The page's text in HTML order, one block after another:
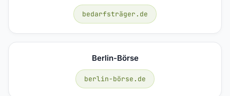
bedarfsträger.de
Berlin-Börse
berlin-börse.de